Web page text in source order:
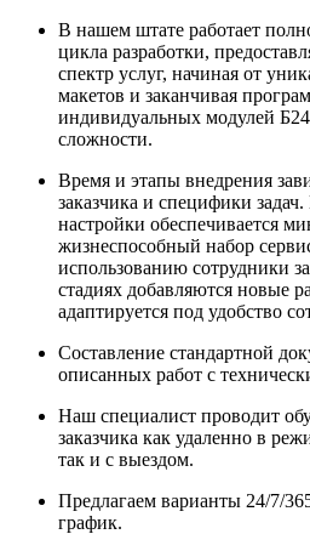
В нашем штате работает
цикла разработки,
спектр услуг, начиная от
макетов и заканчивая
индивидуальных модулей
сложности.
Время и этапы внедрения
заказчика и специфики
настройки обеспечивается
жизнеспособный набор
использованию сотрудники
стадиях добавляются новые
адаптируется под удобство
Составление стандартной
описанных работ с
Наш специалист проводит
заказчика как удаленно в
так и с выездом.
Предлагаем варианты 24/7/
график.